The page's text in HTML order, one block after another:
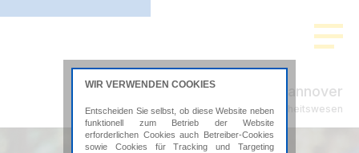
ADVISION Hannover
Steuerberatung im Gesundheitswesen
WIR VERWENDEN COOKIES
Entscheiden Sie selbst, ob diese Website neben
funktionell zum Betrieb der Website
erforderlichen Cookies auch Betreiber-Cookies
sowie Cookies für Tracking und Targeting